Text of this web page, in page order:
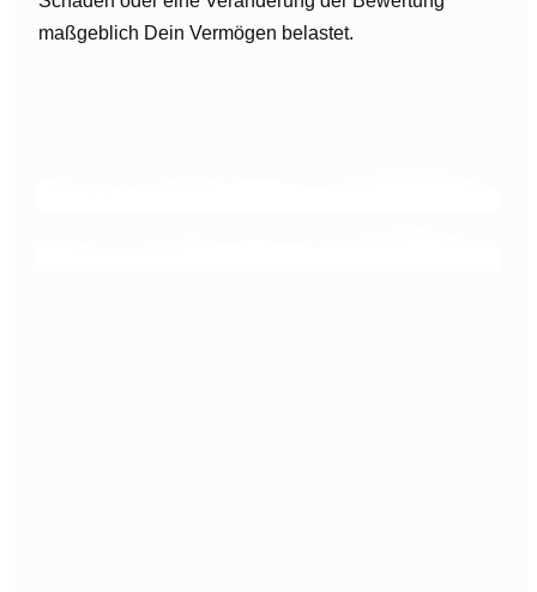
maßgeblich Dein Vermögen belastet.